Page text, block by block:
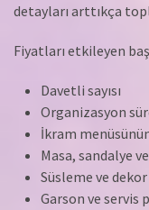
detayları arttıkça
Fiyatları etkileyen
Davetli sayısı
Organizasyon
İkram
Masa, sandalye
Süsleme ve
Garson ve servis